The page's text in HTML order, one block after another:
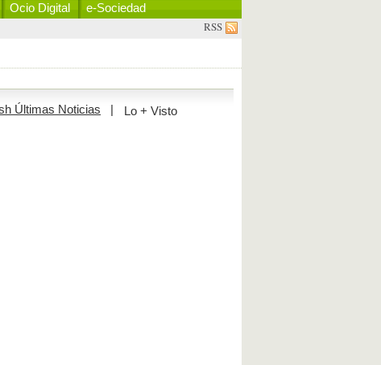
Ocio Digital e-Sociedad
RSS
Últimas Noticias | Lo + Visto